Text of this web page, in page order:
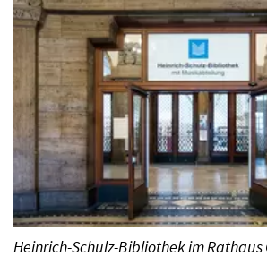
Heinrich-Schulz-Bibliothek im